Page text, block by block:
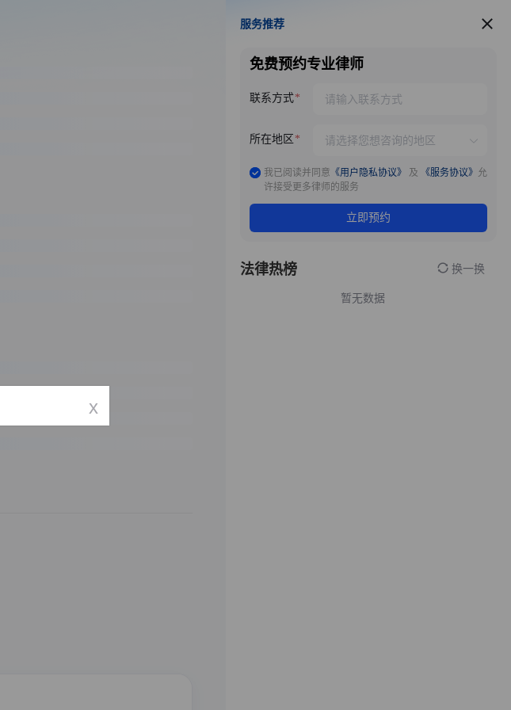
服务推荐
服务推荐
免费预约专业律师
联系方式
所在地区
我已阅读并同意 《用户隐私协议》 及 《服务协议》 允
许接受更多律师的服务
立即预约
法律热榜 换一换
暂无数据
x